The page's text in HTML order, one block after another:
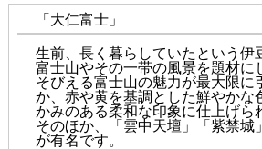
「大仁富士」
生前、長く暮らしていたという伊
富士山やその一帯の風景を題材に
そびえる富士山の魅力が最大限に
か、赤や黄を基調とした鮮やかな
かみのある柔和な印象に仕上げら
そのほか、「雲中天壇」「紫禁城
が有名です。